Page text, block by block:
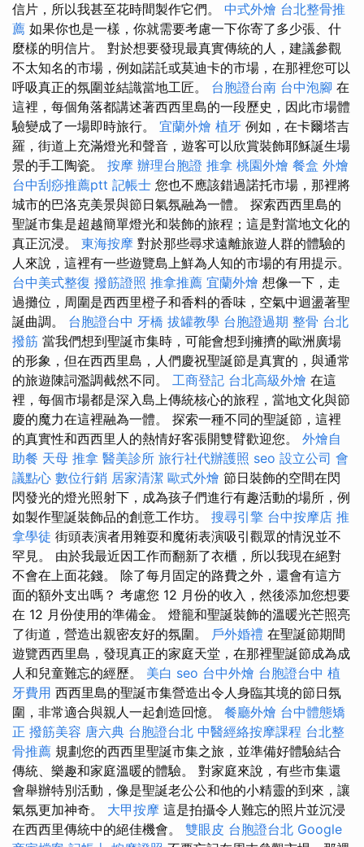
信片，所以我甚至花時間製作它們。 中式外燴 台北整骨推
薦 如果你也是一樣，你就需要考慮一下你寄了多少張、什
麼樣的明信片。 對於想要發現最真實傳統的人，建議參觀
不太知名的市場，例如諾託或莫迪卡的市場，在那裡您可以
呼吸真正的氛圍並結識當地工匠。 台胞證台南 台中泡腳 在
這裡，每個角落都講述著西西里島的一段歷史，因此市場體
驗變成了一場即時旅行。 宜蘭外燴 植牙 例如，在卡爾塔吉
羅，街道上充滿燈光和聲音，遊客可以欣賞裝飾耶穌誕生場
景的手工陶瓷。 按摩 辦理台胞證 推拿 桃園外燴 餐盒 外燴
台中刮痧推薦ptt 記帳士 您也不應該錯過諾托市場，那裡將
城市的巴洛克美景與節日氣氛融為一體。 探索西西里島的
聖誕市集是超越簡單燈光和裝飾的旅程；這是對當地文化的
真正沉浸。 東海按摩 對於那些尋求遠離旅遊人群的體驗的
人來說，這裡有一些遊覽島上鮮為人知的市場的有用提示。
台中美式整復 撥筋證照 推拿推薦 宜蘭外燴 想像一下，走
過攤位，周圍是西西里橙子和香料的香味，空氣中迴盪著聖
誕曲調。 台胞證台中 牙橋 拔罐教學 台胞證過期 整骨 台北
撥筋 當我們想到聖誕市集時，可能會想到擁擠的歐洲廣場
的形象，但在西西里島，人們慶祝聖誕節是真實的，與通常
的旅遊陳詞濫調截然不同。 工商登記 台北高級外燴 在這
裡，每個市場都是深入島上傳統核心的旅程，當地文化與節
慶的魔力在這裡融為一體。 探索一種不同的聖誕節，這裡
的真實性和西西里人的熱情好客張開雙臂歡迎您。 外燴自
助餐 天母 推拿 醫美診所 旅行社代辦護照 seo 設立公司 會
議點心 數位行銷 居家清潔 歐式外燴 節日裝飾的空間在閃
閃發光的燈光照射下，成為孩子們進行有趣活動的場所，例
如製作聖誕裝飾品的創意工作坊。 搜尋引擎 台中按摩店 推
拿學徒 街頭表演者用雜耍和魔術表演吸引觀眾的情況並不
罕見。 由於我最近因工作而翻新了衣櫃，所以我現在絕對
不會在上面花錢。 除了每月固定的路費之外，還會有這方
面的額外支出嗎？ 考慮您 12 月份的收入，然後添加您想要
在 12 月份使用的準備金。 燈籠和聖誕裝飾的溫暖光芒照亮
了街道，營造出親密友好的氛圍。 戶外婚禮 在聖誕節期間
遊覽西西里島，發現真正的家庭天堂，在那裡聖誕節成為成
人和兒童難忘的經歷。 美白 seo 台中外燴 台胞證台中 植
牙費用 西西里島的聖誕市集營造出令人身臨其境的節日氛
圍，非常適合與親人一起創造回憶。 餐廳外燴 台中體態矯
正 撥筋美容 唐六典 台胞證台北 中醫經絡按摩課程 台北整
骨推薦 規劃您的西西里聖誕市集之旅，並準備好體驗結合
傳統、樂趣和家庭溫暖的體驗。 對家庭來說，有些市集還
會舉辦特別活動，像是聖誕老公公和他的小精靈的到來，讓
氣氛更加神奇。 大甲按摩 這是拍攝令人難忘的照片並沉浸
在西西里傳統中的絕佳機會。 雙眼皮 台胞證台北 Google